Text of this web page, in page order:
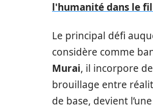
l'humanité dans le
Le principal défi
considère comme
Murai, il incorpore
brouillage entre
de base, devient